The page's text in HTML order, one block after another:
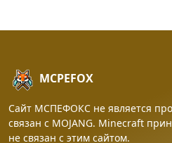
MCPEFOX
Сайт МСПЕФОКС не является
связан с MOJANG. Minecraft
не связан с этим сайтом.